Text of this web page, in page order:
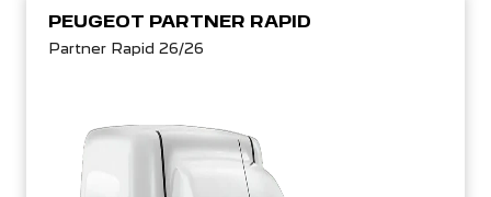
PEUGEOT PARTNER RAPID
Partner Rapid 26/26